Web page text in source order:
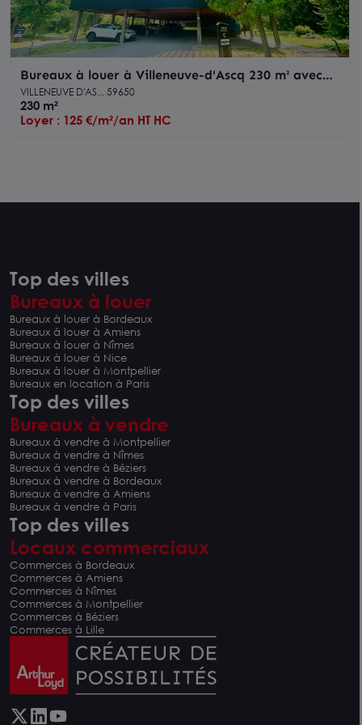
Bureaux à louer à Villeneuve-d'Ascq 230 m² avec
terrasse et cadre verdoyant
VILLENEUVE D'AS... 59650
230 m²
Loyer : 125 €/m²/an HT HC
Top des villes
Bureaux à louer
Bureaux à louer à Bordeaux
Bureaux à louer à Amiens
Bureaux à louer à Nîmes
Bureaux à louer à Nice
Bureaux à louer à Montpellier
Bureaux en location à Paris
Top des villes
Bureaux à vendre
Bureaux à vendre à Montpellier
Bureaux à vendre à Nîmes
Bureaux à vendre à Béziers
Bureaux à vendre à Bordeaux
Bureaux à vendre à Amiens
Bureaux à vendre à Paris
Top des villes
Locaux commerciaux
Commerces à Bordeaux
Commerces à Amiens
Commerces à Nîmes
Commerces à Montpellier
Commerces à Béziers
Commerces à Lille